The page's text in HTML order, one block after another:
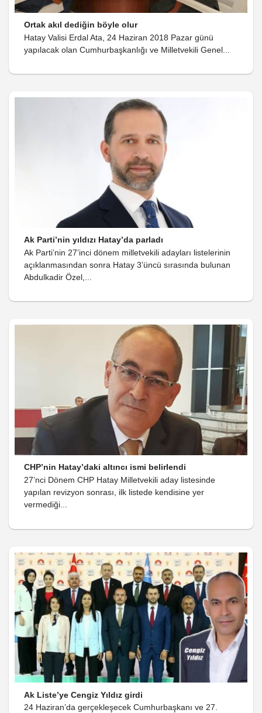
Ortak akıl dediğin böyle olur
Hatay Valisi Erdal Ata, 24 Haziran 2018 Pazar günü
yapılacak olan Cumhurbaşkanlığı ve Milletvekili Genel...
Ak Parti’nin yıldızı Hatay’da parladı
Ak Parti’nin 27’inci dönem milletvekili adayları listelerinin
açıklanmasından sonra Hatay 3’üncü sırasında bulunan
Abdulkadir Özel,...
CHP’nin Hatay’daki altıncı ismi belirlendi
27’nci Dönem CHP Hatay Milletvekili aday listesinde
yapılan revizyon sonrası, ilk listede kendisine yer
vermediği...
Ak Liste’ye Cengiz Yıldız girdi
24 Haziran’da gerçekleşecek Cumhurbaşkanı ve 27.